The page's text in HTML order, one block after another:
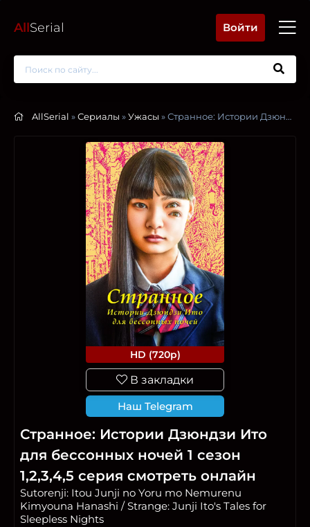
AllSerial Войти
AllSerial »Сериалы »Ужасы » Странное: Истории Дзюндзи Ито для бессонных ночей
HD (720p)
В закладки
Наш Telegram
Странное: Истории Дзюндзи Ито
для бессонных ночей 1 сезон
1,2,3,4,5 серия смотреть онлайн
Sutorenji: Itou Junji no Yoru mo Nemurenu
Kimyouna Hanashi / Strange: Junji Ito's Tales for
Sleepless Nights